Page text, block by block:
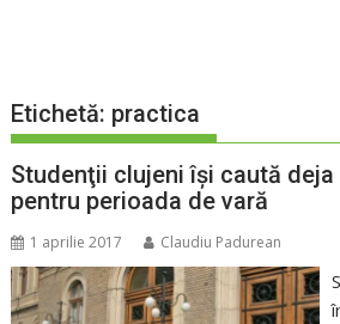
Etichetă: practica
Studenţii clujeni îşi caută
pentru perioada de vară
1 aprilie 2017 Claudiu Padurean